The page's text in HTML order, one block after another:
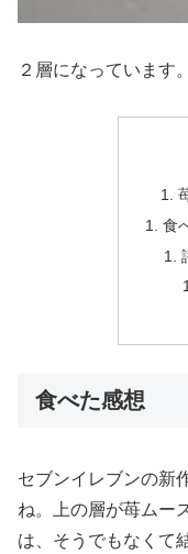
２層になっています。
食
食べた感想
セブンイレブンの新
ね。上の層が苺ムー
は、そうでもなくて